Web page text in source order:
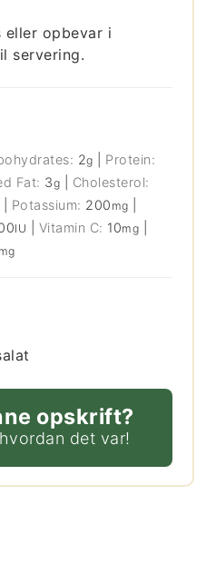
eller opbevar i
servering.
2g
Protein:
Fat: 3g
Cholesterol:
Potassium: 200 mg
IU Vitamin C: 10mg
mg
opskrift?
det var!